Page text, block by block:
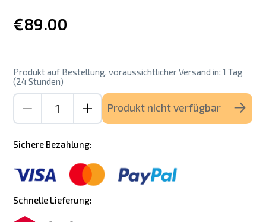
€89.00
Produkt auf Bestellung, voraussichtlicher Versand in: 1 Tag
(24 Stunden)
Produkt nicht verfügbar
Sichere Bezahlung:
Schnelle Lieferung: